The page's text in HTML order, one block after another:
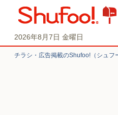
2026年8月7日 金曜日
チラシ・​広告掲載の​Shufoo!​（シュフ